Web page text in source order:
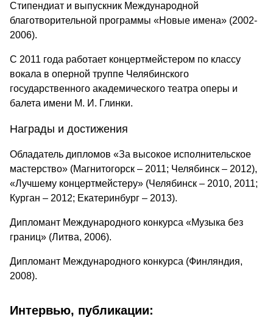
Стипендиат и выпускник Международной
благотворительной программы «Новые имена» (2002-
2006).
С 2011 года работает концертмейстером по классу
вокала в оперной труппе Челябинского
государственного академического театра оперы и
балета имени М. И. Глинки.
Награды и достижения
Обладатель дипломов «За высокое исполнительское
мастерство» (Магнитогорск – 2011; Челябинск – 2012),
«Лучшему концертмейстеру» (Челябинск – 2010, 2011;
Курган – 2012; Екатеринбург – 2013).
Дипломант Международного конкурса «Музыка без
границ» (Литва, 2006).
Дипломант Международного конкурса (Финляндия,
2008).
Интервью, публикации: